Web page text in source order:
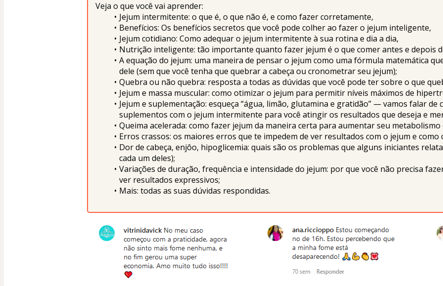
Veja o que você vai aprender:
Jejum intermitente: o que é, o que não é, e como fazer corretamente,
Benefícios: Os benefícios secretos que você pode colher ao fazer o jejum inteligente,
Jejum cotidiano: Como adequar o jejum intermitente à sua rotina e dia a dia,
Nutrição inteligente: tão importante quanto fazer jejum é o que comer antes e depois
A equação do jejum: uma maneira de pensar o jejum como uma fórmula matemática
dele (sem que você tenha que quebrar a cabeça ou cronometrar seu jejum);
Quebra ou não quebra: resposta a todas as dúvidas que você pode ter sobre o que
Jejum e massa muscular: como otimizar o jejum para permitir níveis máximos de
Jejum e suplementação: esqueça “água, limão, glutamina e gratidão” — vamos falar de
suplementos com o jejum intermitente para você atingir os resultados que deseja e
Queima acelerada: como fazer jejum da maneira certa para aumentar seu metabolismo
Erros crassos: os maiores erros que te impedem de ver resultados com o jejum e como
Dor de cabeça, enjôo, hipoglicemia: quais são os problemas que alguns iniciantes
cada um deles);
Variações de duração, frequência e intensidade do jejum: por que você não precisa
ver resultados expressivos;
Mais: todas as suas dúvidas respondidas.